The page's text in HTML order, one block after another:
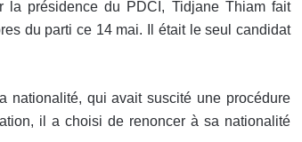
présidence du PDCI, Tidjane Thiam fait
du parti ce 14 mai. Il était le seul candidat
nationalité, qui avait suscité une procédure
il a choisi de renoncer à sa nationalité